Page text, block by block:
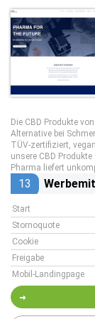
Die CBD Produkte
Alternative bei
TÜV-zertifiziert,
unsere CBD
Pharma liefert
13
Start
Stornoquote
Cookie
Freigabe
Mobil-Landingpage